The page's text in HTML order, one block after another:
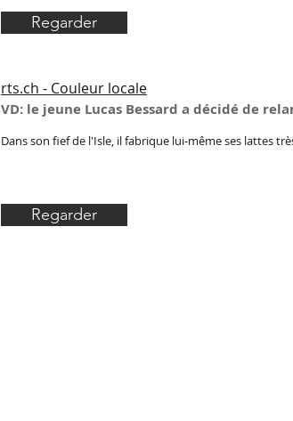
Regarder
rts.ch - Couleur locale
VD: le jeune Lucas Bessard a décidé de
Dans son fief de l'Isle, il fabrique lui-même ses lattes
Regarder